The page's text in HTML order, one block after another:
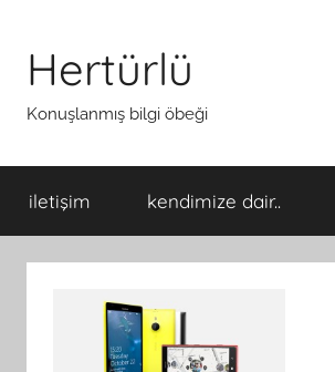
Hertürlü
Konuşlanmış bilgi öbeği
iletişim kendimize dair..